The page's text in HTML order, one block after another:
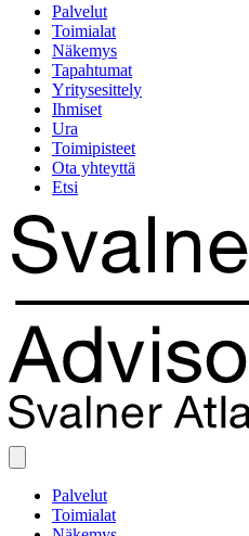
Palvelut
Toimialat
Näkemys
Tapahtumat
Yritysesittely
Ihmiset
Ura
Toimipisteet
Ota yhteyttä
Etsi
Palvelut
Toimialat